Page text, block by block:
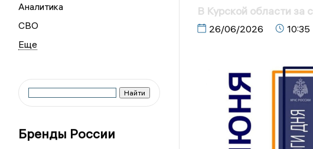
Аналитика
СВО
Бренды России
В Курской области за
26/06/2026 10:35